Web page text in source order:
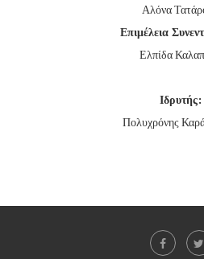
Αλόνα
Επιμέλεια
Ελπίδα
Ιδρυτής:
Πολυχρόνης